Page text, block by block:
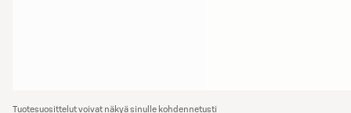
Tuotesuosittelut voivat näkyä sinulle kohdennetusti